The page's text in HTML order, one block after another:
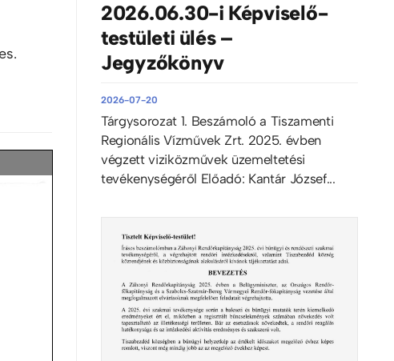
2026.06.30-i Képviselő-
testületi ülés –
Jegyzőkönyv
2026-07-20
Tárgysorozat 1. Beszámoló a Tiszamenti
Regionális Vízművek Zrt. 2025. évben
végzett viziközművek üzemeltetési
tevékenységéről Előadó: Kantár József...